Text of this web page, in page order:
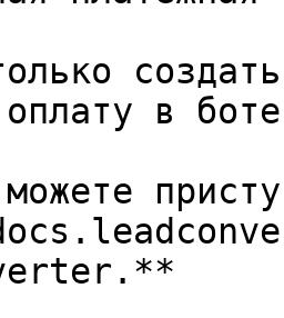
оплату в